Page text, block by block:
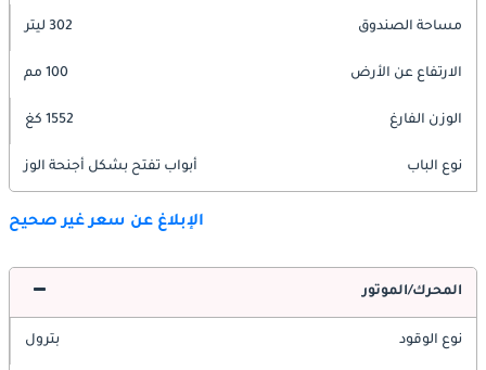
مساحة الصندوق 302 ليتر
الارتفاع عن الأرض 100 مم
الوزن الفارغ 1552 كغ
نوع الباب أبواب تفتح بشكل أجنحة الوز
الإبلاغ عن سعر غير صحيح
المحرك/الموتور
نوع الوقود بترول